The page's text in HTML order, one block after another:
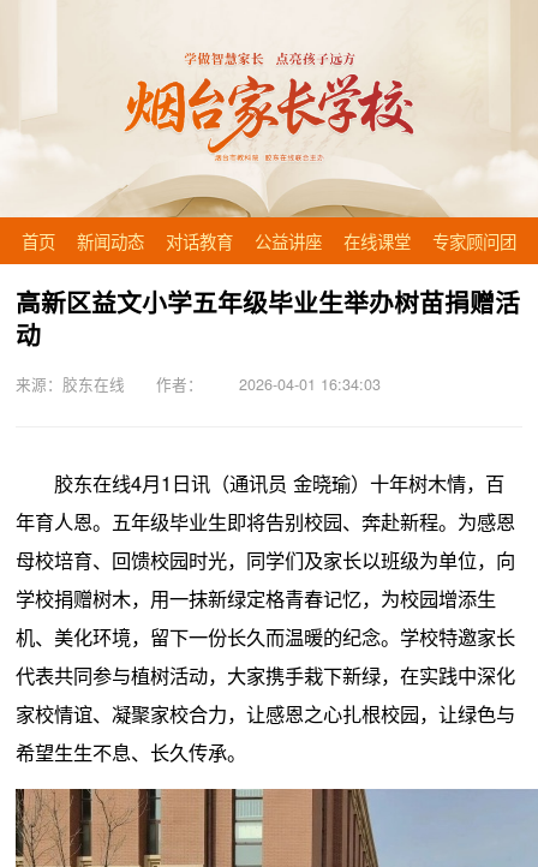
首页 新闻动态 对话教育 公益讲座 在线课堂 专家顾问团
高新区益文小学五年级毕业生举办树苗捐赠活
动
来源：胶东在线 作者： 2026-04-01 16:34:03
胶东在线4月1日讯（通讯员 金晓瑜）十年树木情，百
年育人恩。五年级毕业生即将告别校园、奔赴新程。为感恩
母校培育、回馈校园时光，同学们及家长以班级为单位，向
学校捐赠树木，用一抹新绿定格青春记忆，为校园增添生
机、美化环境，留下一份长久而温暖的纪念。学校特邀家长
代表共同参与植树活动，大家携手栽下新绿，在实践中深化
家校情谊、凝聚家校合力，让感恩之心扎根校园，让绿色与
希望生生不息、长久传承。